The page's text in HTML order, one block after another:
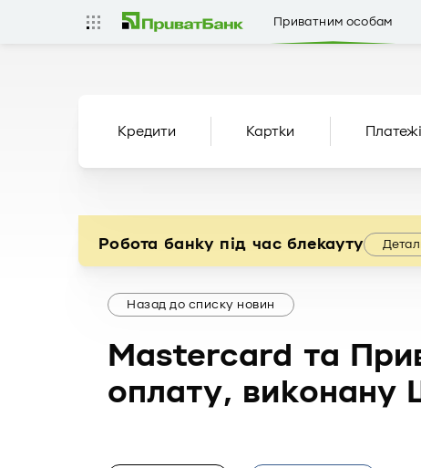
Приватним особам
Кредити Картки Платежі
Робота банку під час блекауту
Назад до списку новин
Mastercard та
оплату, виконану